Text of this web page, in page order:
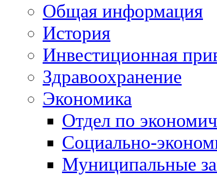
Общая информация
История
Инвестиционная
Здравоохранение
Экономика
Отдел по
Социально-
Муниципальные